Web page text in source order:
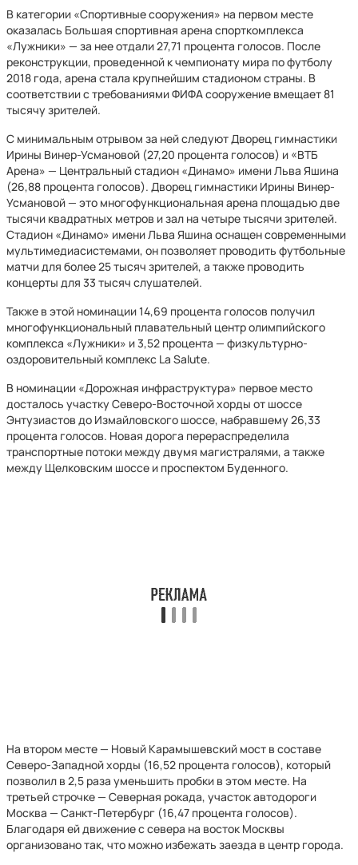
В категории «Спортивные сооружения» на первом месте
оказалась Большая спортивная арена спорткомплекса
«Лужники» — за нее отдали 27,71 процента голосов. После
реконструкции, проведенной к чемпионату мира по футболу
2018 года, арена стала крупнейшим стадионом страны. В
соответствии с требованиями ФИФА сооружение вмещает 81
тысячу зрителей.
С минимальным отрывом за ней следуют Дворец гимнастики
Ирины Винер-Усмановой (27,20 процента голосов) и «ВТБ
Арена» — Центральный стадион «Динамо» имени Льва Яшина
(26,88 процента голосов). Дворец гимнастики Ирины Винер-
Усмановой — это многофункциональная арена площадью две
тысячи квадратных метров и зал на четыре тысячи зрителей.
Стадион «Динамо» имени Льва Яшина оснащен современными
мультимедиасистемами, он позволяет проводить футбольные
матчи для более 25 тысяч зрителей, а также проводить
концерты для 33 тысяч слушателей.
Также в этой номинации 14,69 процента голосов получил
многофункциональный плавательный центр олимпийского
комплекса «Лужники» и 3,52 процента — физкультурно-
оздоровительный комплекс La Salute.
В номинации «Дорожная инфраструктура» первое место
досталось участку Северо-Восточной хорды от шоссе
Энтузиастов до Измайловского шоссе, набравшему 26,33
процента голосов. Новая дорога перераспределила
транспортные потоки между двумя магистралями, а также
между Щелковским шоссе и проспектом Буденного.
На втором месте — Новый Карамышевский мост в составе
Северо-Западной хорды (16,52 процента голосов), который
позволил в 2,5 раза уменьшить пробки в этом месте. На
третьей строчке — Северная рокада, участок автодороги
Москва — Санкт-Петербург (16,47 процента голосов).
Благодаря ей движение с севера на восток Москвы
организовано так, что можно избежать заезда в центр города.